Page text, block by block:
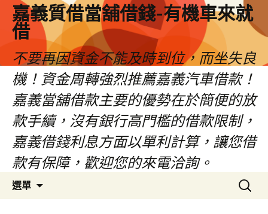
嘉義質借當舖借錢-有機車來就
借
不要再因資金不能及時到位，而坐失良
機！資金周轉強烈推薦嘉義汽車借款！
嘉義當舖借款主要的優勢在於簡便的放
款手續，沒有銀行高門檻的借款限制，
嘉義借錢利息方面以單利計算，讓您借
款有保障，歡迎您的來電洽詢。
選單
搜
尋